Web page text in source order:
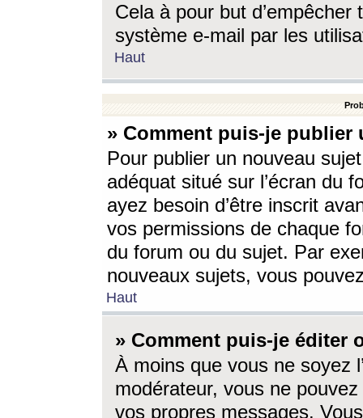
Cela à pour but
système e-mail par les
Haut
» Comment puis-je
Pour publier un nouveau
adéquat situé sur l’écran du
ayez besoin d’être inscrit
vos permissions de chaque
du forum ou du sujet. Par
nouveaux sujets, vous
Haut
» Comment puis-je éditer
À moins que vous ne soyez
modérateur, vous ne
vos propres messages.